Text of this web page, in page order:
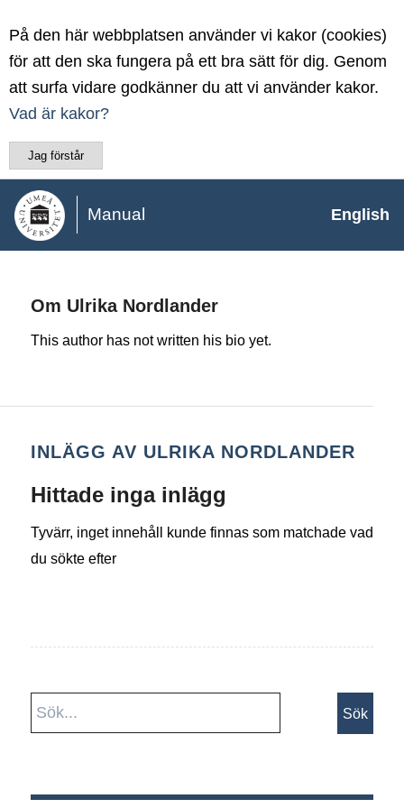
På den här webbplatsen använder vi kakor (cookies)
för att den ska fungera på ett bra sätt för dig. Genom
att surfa vidare godkänner du att vi använder kakor.
Vad är kakor?
Jag förstår
Manual English
Om Ulrika Nordlander
This author has not written his bio yet.
INLÄGG AV ULRIKA NORDLANDER
Hittade inga inlägg
Tyvärr, inget innehåll kunde finnas som matchade vad
du sökte efter